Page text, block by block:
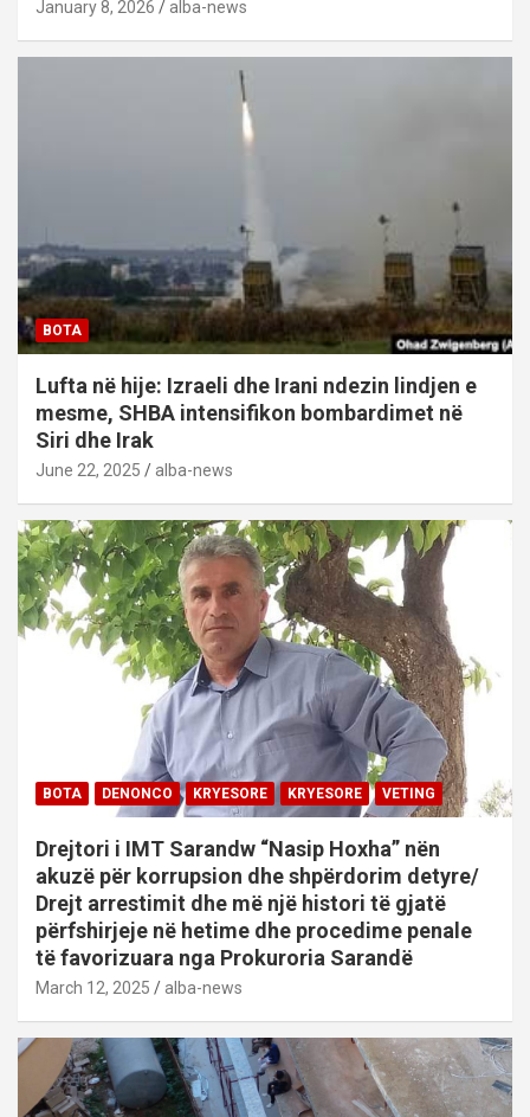
January 8, 2026 alba-news
BOTA
Lufta në hije: Izraeli dhe Irani ndezin lindjen e
mesme, SHBA intensifikon bombardimet në
Siri dhe Irak
June 22, 2025 alba-news
BOTA DENONCO KRYESORE KRYESORE VETING
Drejtori i IMT Sarandw “Nasip Hoxha” nën
akuzë për korrupsion dhe shpërdorim detyre/
Drejt arrestimit dhe më një histori të gjatë
përfshirjeje në hetime dhe procedime penale
të favorizuara nga Prokuroria Sarandë
March 12, 2025 alba-news